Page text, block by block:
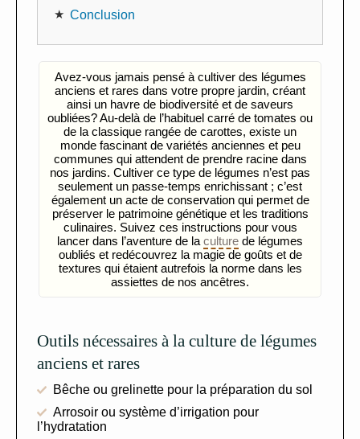
Conclusion
Avez-vous jamais pensé à cultiver des légumes
anciens et rares dans votre propre jardin, créant
ainsi un havre de biodiversité et de saveurs
oubliées? Au-delà de l’habituel carré de tomates ou
de la classique rangée de carottes, existe un
monde fascinant de variétés anciennes et peu
communes qui attendent de prendre racine dans
nos jardins. Cultiver ce type de légumes n’est pas
seulement un passe-temps enrichissant ; c’est
également un acte de conservation qui permet de
préserver le patrimoine génétique et les traditions
culinaires. Suivez ces instructions pour vous
lancer dans l’aventure de la culture de légumes
oubliés et redécouvrez la magie de goûts et de
textures qui étaient autrefois la norme dans les
assiettes de nos ancêtres.
Outils nécessaires à la culture de légumes
anciens et rares
Bêche ou grelinette pour la préparation du sol
Arrosoir ou système d’irrigation pour
l’hydratation